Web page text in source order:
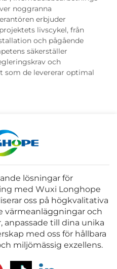
noggranna
erbjuder
livscykel, från
och pågående
säkerställer
och
som de levererar optimal
lösningar för
med Wuxi Longhope
oss på högkvalitativa
värmeanläggningar och
anpassade till dina unika
med oss för hållbara
miljömässig exzellens.